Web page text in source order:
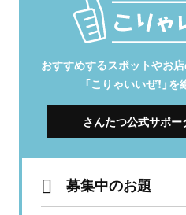
おすすめするスポットやお
「こりゃいいぜ！」を
さんたつ公式サポ
募集中のお題